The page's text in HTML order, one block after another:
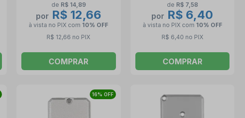
de R$ 14,89
por R$ 12,66
à vista no PIX com 10% OFF
R$ 12,66 no PIX
COMPRAR
de R$ 7,58
por R$ 6,40
à vista no PIX com 10% OFF
R$ 6,40 no PIX
COMPRAR
16% OFF